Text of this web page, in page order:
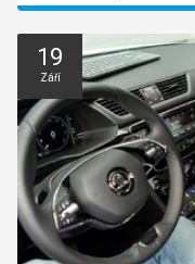
19
Září